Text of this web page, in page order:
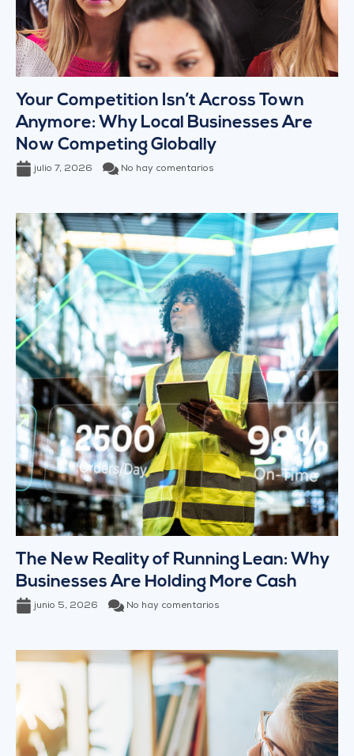
Your Competition Isn’t Across Town
Anymore: Why Local Businesses Are
Now Competing Globally
julio 7, 2026 No hay comentarios
The New Reality of Running Lean: Why
Businesses Are Holding More Cash
junio 5, 2026 No hay comentarios